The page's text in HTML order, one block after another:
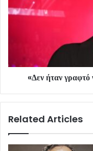
«Δεν ήταν
Related Articles